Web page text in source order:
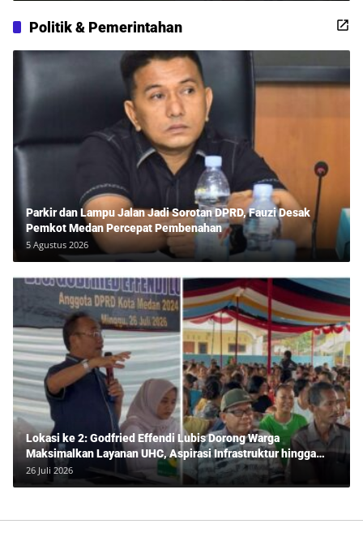
Politik & Pemerintahan
Parkir dan Lampu Jalan Jadi Sorotan DPRD, Fauzi Desak
Pemkot Medan Percepat Pembenahan
5 Agustus 2026
Lokasi ke 2: Godfried Effendi Lubis Dorong Warga
Maksimalkan Layanan UHC, Aspirasi Infrastruktur hingga
Pendidikan Mengemuka dalam Reses Medan Amplas
26 Juli 2026